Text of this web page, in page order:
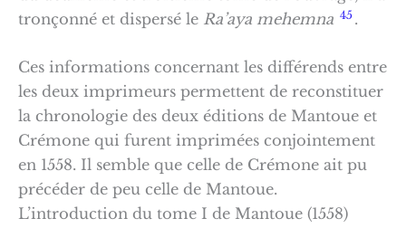
tronçonné et dispersé le Ra’aya mehemna 45 .
Ces informations concernant les différends entre
les deux imprimeurs permettent de reconstituer
la chronologie des deux éditions de Mantoue et
Crémone qui furent imprimées conjointement
en 1558. Il semble que celle de Crémone ait pu
précéder de peu celle de Mantoue.
L’introduction du tome I de Mantoue (1558)